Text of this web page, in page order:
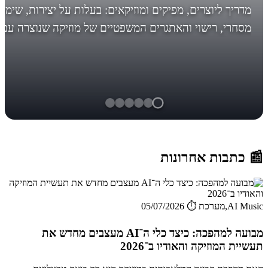
מדריך ליוצרים, מפיקים ומוזיקאים: בעלות על יצירות,
מסחרי, רישוי והאתגרים המשפטיים של מוזיקה שנוצרה עם
📰 כתבות אחרונות
AI Music,מערכת ⏱️ 05/07/2026
מבועה למהפכה: כיצד כלי ה־AI מעצבים מחדש את
תעשיית המוזיקה והאודיו ב־2026